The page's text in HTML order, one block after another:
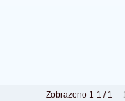
Zobrazeno 1-1 / 1